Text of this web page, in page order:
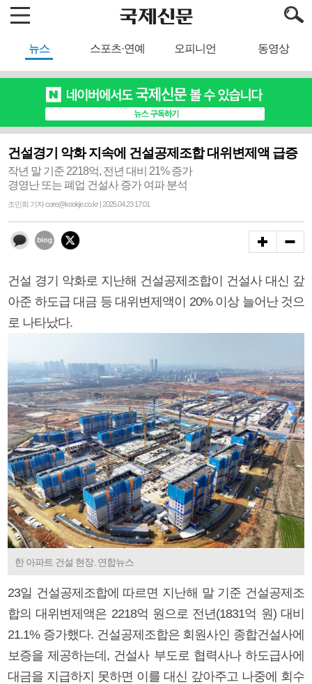
뉴스 스포츠·연예 오피니언 동영상
건설경기 악화 지속에 건설공제조합 대위변제액 급증
작년 말 기준 2218억, 전년 대비 21% 증가
경영난 또는 폐업 건설사 증가 여파 분석
조민희 기자 core@kookje.co.kr | 2025.04.23 17:01
건설 경기 악화로 지난해 건설공제조합이 건설사 대신 갚
아준 하도급 대금 등 대위변제액이 20% 이상 늘어난 것으
로 나타났다.
한 아파트 건설 현장. 연합뉴스
23일 건설공제조합에 따르면 지난해 말 기준 건설공제조
합의 대위변제액은 2218억 원으로 전년(1831억 원) 대비
21.1% 증가했다. 건설공제조합은 회원사인 종합건설사에
보증을 제공하는데, 건설사 부도로 협력사나 하도급사에
대금을 지급하지 못하면 이를 대신 갚아주고 나중에 회수